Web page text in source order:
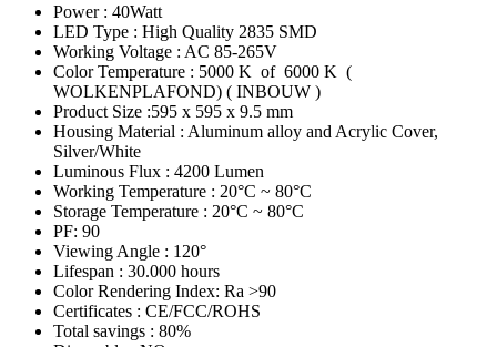
Power : 40Watt
LED Type : High Quality 2835 SMD
Working Voltage : AC 85-265V
Color Temperature : 5000 K of 6000 K (
WOLKENPLAFOND) ( INBOUW )
Product Size :595 x 595 x 9.5 mm
Housing Material : Aluminum alloy and Acrylic Cover,
Silver/White
Luminous Flux : 4200 Lumen
Working Temperature : 20°C ~ 80°C
Storage Temperature : 20°C ~ 80°C
PF: 90
Viewing Angle : 120°
Lifespan : 30.000 hours
Color Rendering Index: Ra >90
Certificates : CE/FCC/ROHS
Total savings : 80%